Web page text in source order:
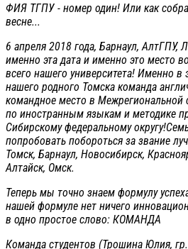
ФИЯ ТГПУ - номер один! Или как
весне...
6 апреля 2018 года, Барнаул, АлтГПУ,
именно эта дата и именно это место
всего нашего университета! Именно в
нашего родного Томска команда
командное место в Межрегиональной
по иностранным языкам и методике
Сибирскому федеральному
попробовать побороться за звание
Томск, Барнаул, Новосибирск,
Алтайск, Омск.
Теперь мы точно знаем формулу
нашей формуле нет ничего
в одно простое слово: КОМАНДА
Команда студентов (Трошина Юлия,